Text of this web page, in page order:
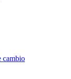
cambio